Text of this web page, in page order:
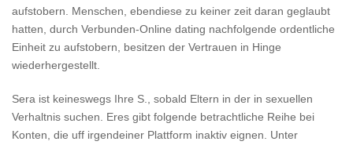
aufstobern. Menschen, ebendiese zu keiner zeit daran geglaubt
hatten, durch Verbunden-Online dating nachfolgende ordentliche
Einheit zu aufstobern, besitzen der Vertrauen in Hinge
wiederhergestellt.
Sera ist keineswegs Ihre S., sobald Eltern in der in sexuellen
Verhaltnis suchen. Eres gibt folgende betrachtliche Reihe bei
Konten, die uff irgendeiner Plattform inaktiv eignen.
Unter